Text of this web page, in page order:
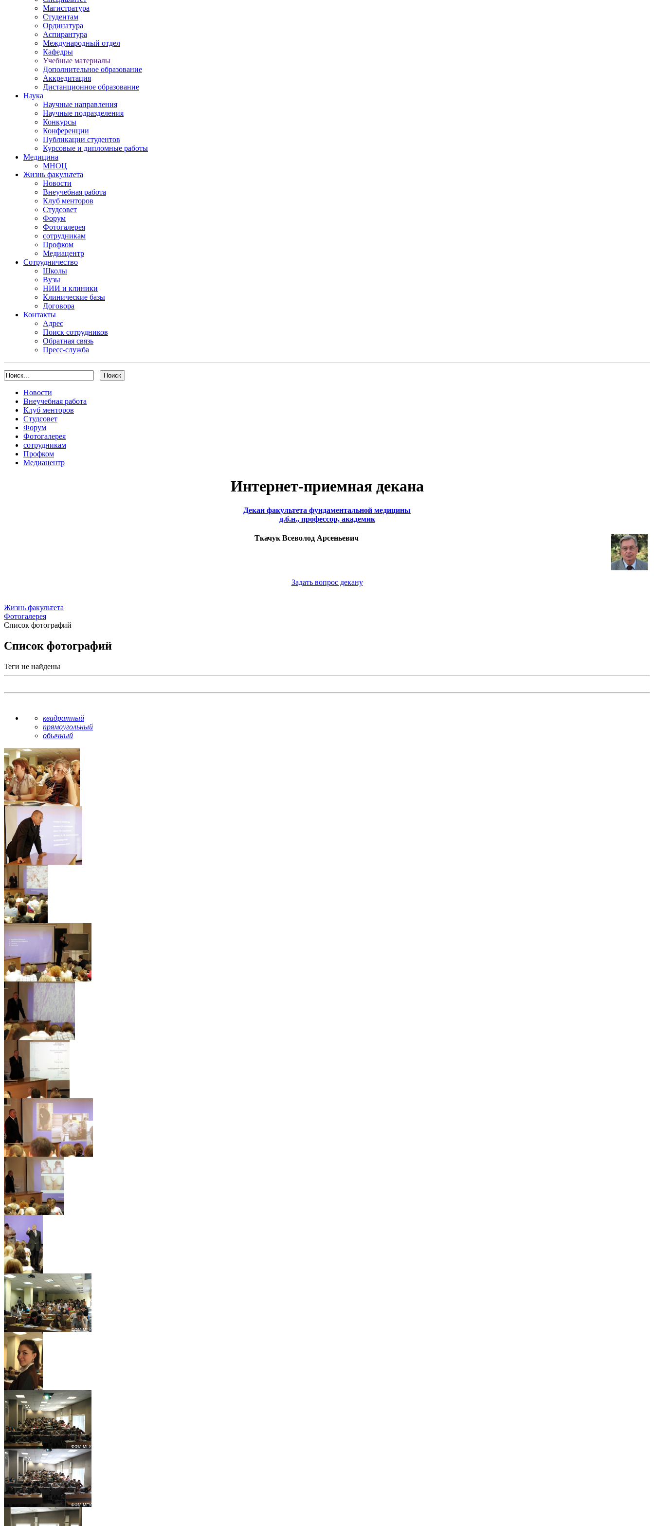
Магистратура
Студентам
Ординатура
Аспирантура
Международный отдел
Кафедры
Учебные материалы
Дополнительное образование
Аккредитация
Дистанционное образование
Наука
Научные направления
Научные подразделения
Конкурсы
Конференции
Публикации студентов
Курсовые и дипломные работы
Медицина
МНОЦ
Жизнь факультета
Новости
Внеучебная работа
Клуб менторов
Студсовет
Форум
Фотогалерея
сотрудникам
Профком
Медиацентр
Сотрудничество
Школы
Вузы
НИИ и клиники
Клинические базы
Договора
Контакты
Адрес
Поиск сотрудников
Обратная связь
Пресс-служба
Новости
Внеучебная работа
Клуб менторов
Студсовет
Форум
Фотогалерея
сотрудникам
Профком
Медиацентр
Интернет-приемная декана
Декан факультета фундаментальной медицины
д.б.н., профессор, академик
Ткачук Всеволод Арсеньевич
Задать вопрос декану
Жизнь факультета
Фотогалерея
Список фотографий
Список фотографий
Теги не найдены
квадратный
прямоугольный
обычный